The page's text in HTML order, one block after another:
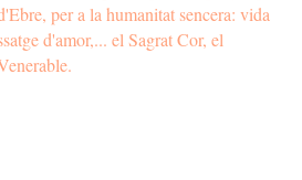
per a la humanitat sencera: vida
d'amor,... el Sagrat Cor, el